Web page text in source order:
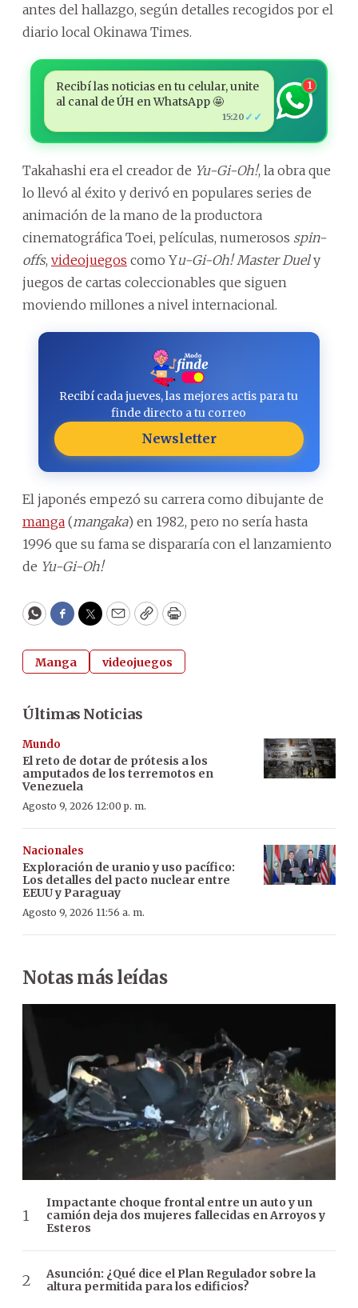
antes del hallazgo, según detalles recogidos por el
diario local Okinawa Times.
Recibí las noticias en tu celular, unite
al canal de ÚH en WhatsApp 🤩
15:20 ✓✓
1
Takahashi era el creador de Yu-Gi-Oh!, la obra que
lo llevó al éxito y derivó en populares series de
animación de la mano de la productora
cinematográfica Toei, películas, numerosos spin-
offs, videojuegos como Yu-Gi-Oh! Master Duely
juegos de cartas coleccionables que siguen
moviendo millones a nivel internacional.
Recibí cada jueves, las mejores actis para tu
finde directo a tu correo
Newsletter
El japonés empezó su carrera como dibujante de
manga (mangaka) en 1982, pero no sería hasta
1996 que su fama se dispararía con el lanzamiento
de Yu-Gi-Oh!
WhatsApp
Facebook
Twitter
EmailCopyPrint
Manga videojuegos
Últimas Noticias
Mundo
El reto de dotar de prótesis a los
amputados de los terremotos en
Venezuela
Agosto 9, 2026 12:00 p. m.
Nacionales
Exploración de uranio y uso pacífico:
Los detalles del pacto nuclear entre
EEUU y Paraguay
Agosto 9, 2026 11:56 a. m.
Notas más leídas
Impactante choque frontal entre un auto y un
camión deja dos mujeres fallecidas en Arroyos y
Esteros
Asunción: ¿Qué dice el Plan Regulador sobre la
altura permitida para los edificios?